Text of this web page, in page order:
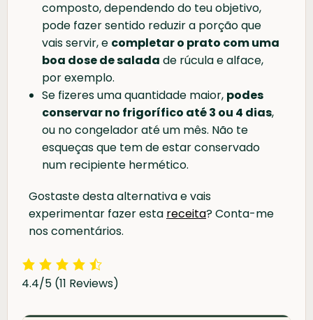
composto, dependendo do teu objetivo,
pode fazer sentido reduzir a porção que
vais servir, e completar o prato com uma
boa dose de salada de rúcula e alface,
por exemplo.
Se fizeres uma quantidade maior, podes
conservar no frigorífico até 3 ou 4 dias,
ou no congelador até um mês. Não te
esqueças que tem de estar conservado
num recipiente hermético.
Gostaste desta alternativa e vais
experimentar fazer esta receita? Conta-me
nos comentários.
4.4/5 (11 Reviews)